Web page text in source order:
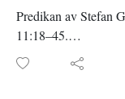
Predikan av Stefan
11:18–45.
Inspelad i
Läs mer om